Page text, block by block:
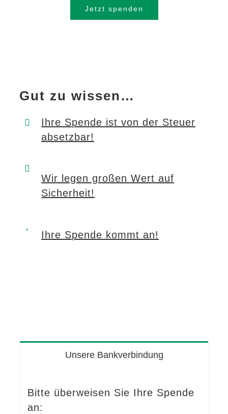
Jetzt spenden
Gut zu wissen…
Ihre Spende ist von der Steuer
absetzbar!
Wir legen großen Wert auf
Sicherheit!
Ihre Spende kommt an!
Unsere Bankverbindung
Bitte überweisen Sie Ihre Spende
an: